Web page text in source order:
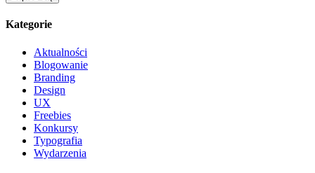
Kategorie
Aktualności
Blogowanie
Branding
Design
UX
Freebies
Konkursy
Typografia
Wydarzenia